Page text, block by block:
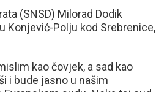
(SNSD) Milorad Dodik
Konjević-Polju kod Srebrenice,
kao čovjek, a sad kao
i bude jasno u našim